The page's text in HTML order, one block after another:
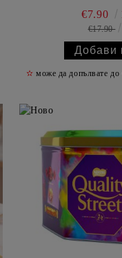
€7.90
€17.90
✫ може да допълвате